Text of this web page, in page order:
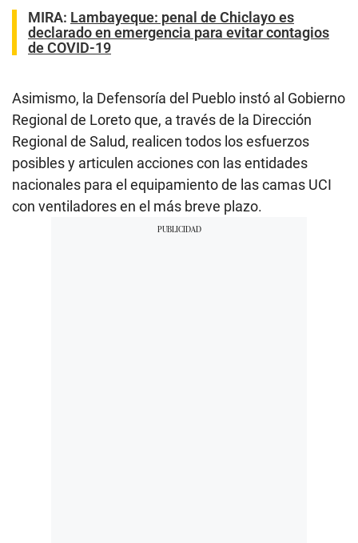
MIRA: Lambayeque: penal de Chiclayo es
declarado en emergencia para evitar contagios
de COVID-19
Asimismo, la Defensoría del Pueblo instó al Gobierno
Regional de Loreto que, a través de la Dirección
Regional de Salud, realicen todos los esfuerzos
posibles y articulen acciones con las entidades
nacionales para el equipamiento de las camas UCI
con ventiladores en el más breve plazo.